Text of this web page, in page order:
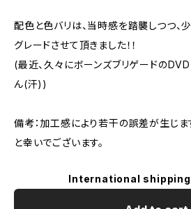
配色と色バリは、当時感を踏襲しつつ、
グレードさせて頂きました！！
(最近、久々にボーンズブリゲードの
ん(汗))
備考：加工感により若干の誤差が生じま
と幸いでございます。
International